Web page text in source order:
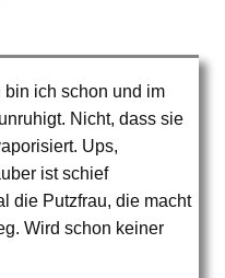
ich schon und im
Nicht, dass sie
Ups,
ist schief
die Putzfrau, die macht
Wird schon keiner